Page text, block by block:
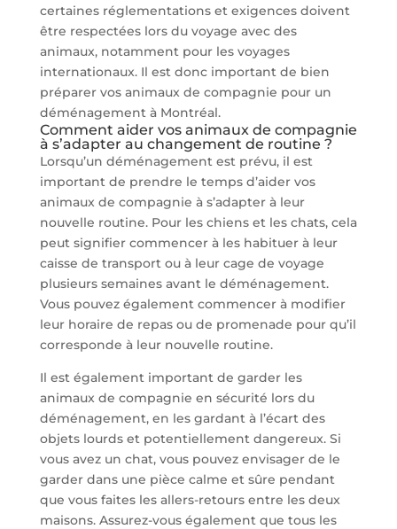
certaines réglementations et exigences doivent
être respectées lors du voyage avec des
animaux, notamment pour les voyages
internationaux. Il est donc important de bien
préparer vos animaux de compagnie pour un
déménagement à Montréal.
Comment aider vos animaux de compagnie
à s’adapter au changement de routine ?
Lorsqu’un déménagement est prévu, il est
important de prendre le temps d’aider vos
animaux de compagnie à s’adapter à leur
nouvelle routine. Pour les chiens et les chats, cela
peut signifier commencer à les habituer à leur
caisse de transport ou à leur cage de voyage
plusieurs semaines avant le déménagement.
Vous pouvez également commencer à modifier
leur horaire de repas ou de promenade pour qu’il
corresponde à leur nouvelle routine.
Il est également important de garder les
animaux de compagnie en sécurité lors du
déménagement, en les gardant à l’écart des
objets lourds et potentiellement dangereux. Si
vous avez un chat, vous pouvez envisager de le
garder dans une pièce calme et sûre pendant
que vous faites les allers-retours entre les deux
maisons. Assurez-vous également que tous les